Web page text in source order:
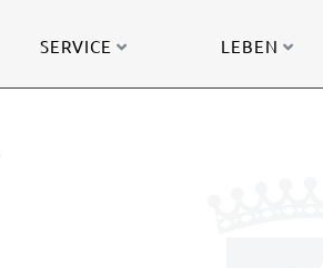
SERVICE LEBEN